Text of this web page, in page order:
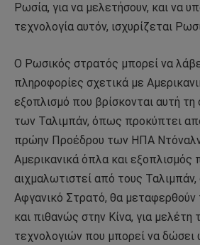
Ρωσία, για να μελετήσουν, και να
τεχνολογία αυτόν, ισχυρίζεται
Ο Ρωσικός στρατός μπορεί να
πληροφορίες σχετικά με
εξοπλισμό που βρίσκονται αυτή τη
των Ταλιμπάν, όπως προκύπτει
πρώην Προέδρου των ΗΠΑ
Αμερικανικά όπλα και εξοπλισμός
αιχμαλωτιστεί από τους
Αφγανικό Στρατό, θα
και πιθανώς στην Κίνα, για
τεχνολογιών που μπορεί να